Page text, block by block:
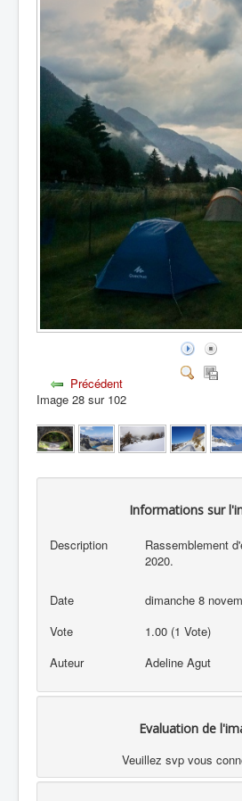
Précédent
Image 28 sur 102
Informations sur
Description
Rassemblement
2020.
Date
dimanche 8
Vote
1.00 (1 Vote)
Auteur
Adeline Agut
Evaluation de
Veuillez svp vous